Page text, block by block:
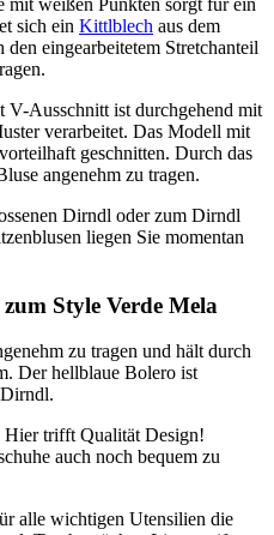
sich ein Kittlblech aus dem
eingearbeitetem Stretchanteil
V-Ausschnitt ist durchgehend mit
verarbeitet. Das Modell mit
geschnitten. Durch das
angenehm zu tragen.
Dirndl oder zum Dirndl
liegen Sie momentan
zum Style Verde Mela
zu tragen und hält durch
Der hellblaue Bolero ist
Hier trifft Qualität Design!
auch noch bequem zu
alle wichtigen Utensilien die